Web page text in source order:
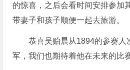
的惊喜，之后会看时间安排参加
带妻子和孩子顺便一起去旅游。
恭喜吴贻晨从1894的参赛人
军，我们也期待着他在未来的比